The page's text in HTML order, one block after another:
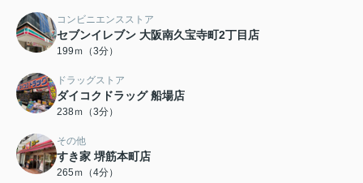
コンビニエンスストア
セブンイレブン 大阪南久宝寺町2丁目店
199ｍ（3分）
ドラッグストア
ダイコクドラッグ 船場店
238ｍ（3分）
その他
すき家 堺筋本町店
265ｍ（4分）